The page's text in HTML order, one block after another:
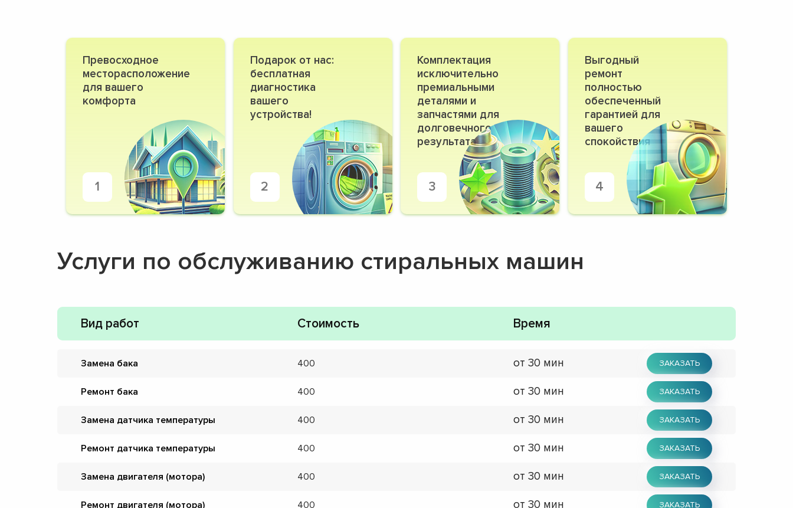
Превосходное
месторасположение
для вашего
комфорта
1
Подарок от нас:
бесплатная
диагностика
вашего
устройства!
2
Комплектация
исключительно
премиальными
деталями и
запчастями для
долговечного
результата
3
Выгодный
ремонт
полностью
обеспеченный
гарантией для
вашего
спокойствия
4
Услуги по обслуживанию стиральных машин
Вид работ Стоимость Время
Замена бака 400 от 30 мин ЗАКАЗАТЬ
Ремонт бака 400 от 30 мин ЗАКАЗАТЬ
Замена датчика температуры 400 от 30 мин ЗАКАЗАТЬ
Ремонт датчика температуры 400 от 30 мин ЗАКАЗАТЬ
Замена двигателя (мотора) 400 от 30 мин ЗАКАЗАТЬ
Ремонт двигателя (мотора) 400 от 30 мин ЗАКАЗАТЬ